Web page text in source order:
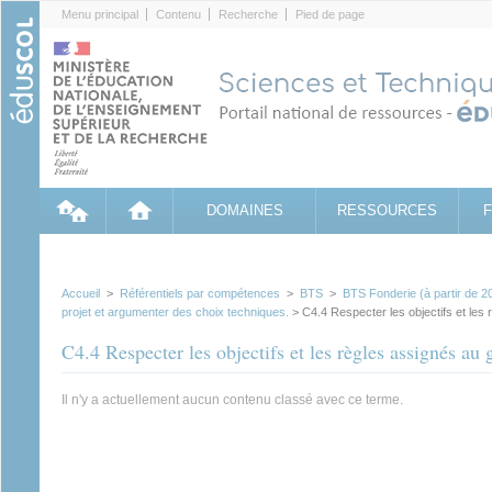
Menu principal Contenu Recherche Pied de page
DOMAINES RESSOURCES
Accueil > Référentiels par compétences > BTS > BTS Fonderie (à partir de
projet et argumenter des choix techniques. > C4.4 Respecter les objectifs et les
C4.4 Respecter les objectifs et les règles assignés au
Il n'y a actuellement aucun contenu classé avec ce terme.